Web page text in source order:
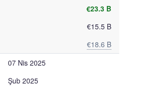
€23.3 B
€15.5 B
€18.6 B
07 Nis 2025
Şub 2025